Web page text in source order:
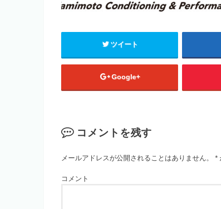
ツイート
Google+
コメントを残す
メールアドレスが公開されることはありません。 *
コメント